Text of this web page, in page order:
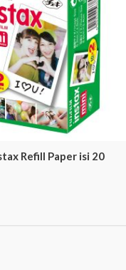
Refill Paper isi 20